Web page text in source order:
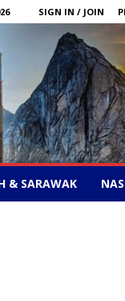
SIGN IN / JOIN
& SARAWAK